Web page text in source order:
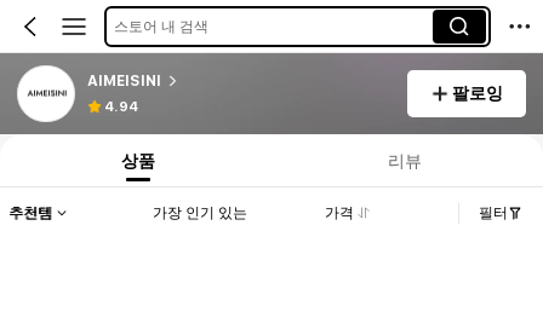
스토어 내 검색
AIMEISINI
4.94
팔로잉
상품 리뷰
추천템 가장 인기 있는 가격 필터